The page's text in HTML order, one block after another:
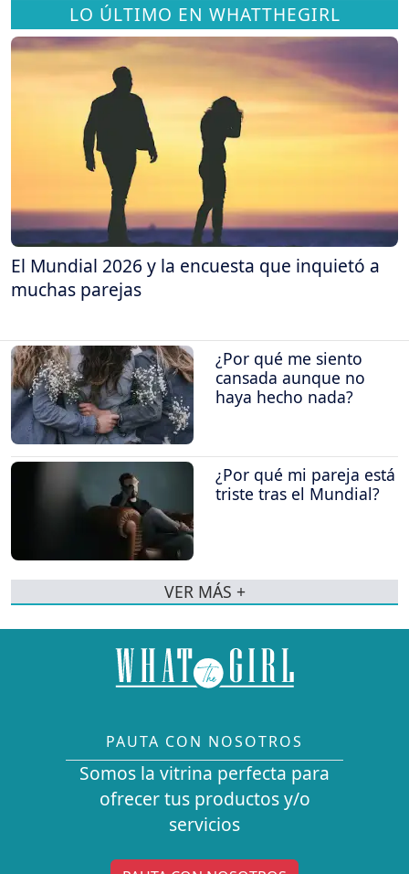
LO ÚLTIMO EN WHATTHEGIRL
El Mundial 2026 y la encuesta que inquietó a
muchas parejas
¿Por qué me siento
cansada aunque no
haya hecho nada?
¿Por qué mi pareja está
triste tras el Mundial?
VER MÁS +
PAUTA CON NOSOTROS
Somos la vitrina perfecta para
ofrecer tus productos y/o
servicios